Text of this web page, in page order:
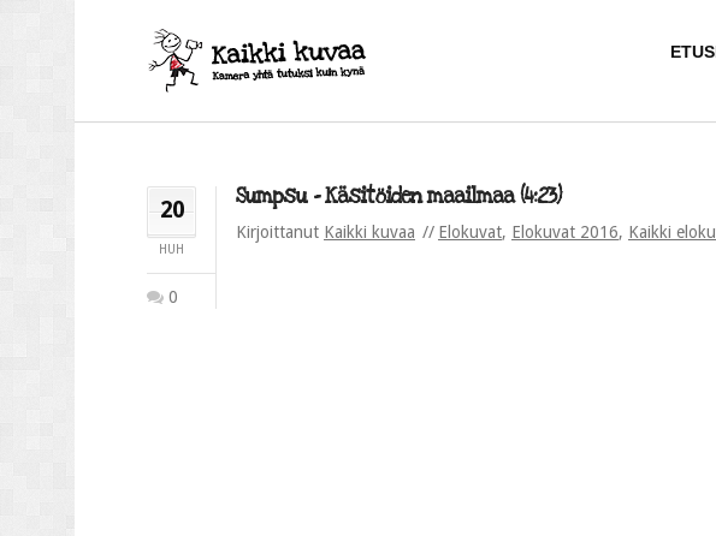
20
HUH
0
Sumpsu – Käsitöiden maailmaa (4:23)
Kirjoittanut Kaikki kuvaa Elokuvat, Elokuvat 2016, Kaikki